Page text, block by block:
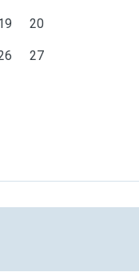
20
27